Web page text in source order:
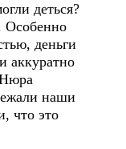
деться?
Особенно
деньги
аккуратно
наши
что это